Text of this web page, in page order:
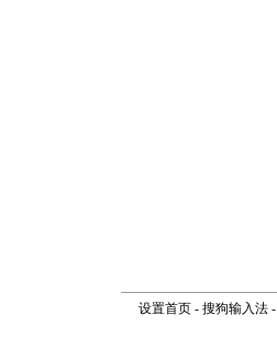
设置首页- 搜狗输入法-